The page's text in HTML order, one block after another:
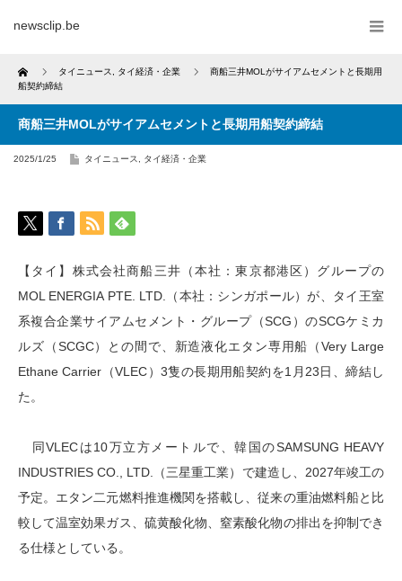
newsclip.be
Home タイニュース タイ経済・企業
商船三井MOLがサイアムセメントと長期用
船契約締結
商船三井MOLがサイアムセメントと長期用船契約締結
2025/1/25 タイニュース タイ経済・企業
【タイ】株式会社商船三井（本社：東京都港区）グループの
MOL ENERGIA PTE. LTD.（本社：シンガポール）が、タイ王室
系複合企業サイアムセメント・グループ（SCG）のSCGケミカ
ルズ（SCGC）との間で、新造液化エタン専用船（Very Large
Ethane Carrier（VLEC）3隻の長期用船契約を1月23日、締結し
た。
同VLECは10万立方メートルで、韓国のSAMSUNG HEAVY
INDUSTRIES CO., LTD.（三星重工業）で建造し、2027年竣工の
予定。エタン二元燃料推進機関を搭載し、従来の重油燃料船と比
較して温室効果ガス、硫黄酸化物、窒素酸化物の排出を抑制でき
る仕様としている。